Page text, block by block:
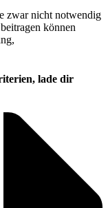
zwar nicht notwendig
können
lade dir